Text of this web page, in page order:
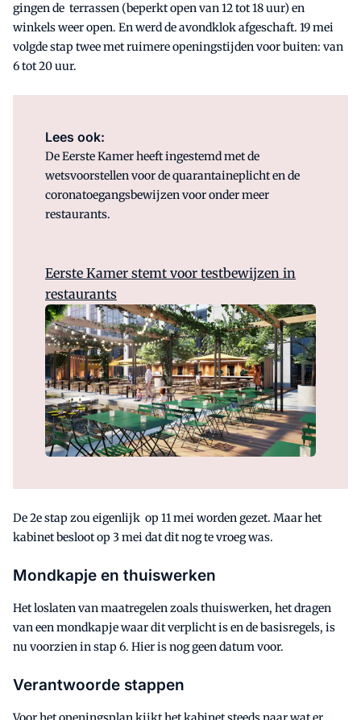
gingen de terrassen (beperkt open van 12 tot 18 uur) en
winkels weer open. En werd de avondklok afgeschaft. 19 mei
volgde stap twee met ruimere openingstijden voor buiten: van
6 tot 20 uur.
Lees ook:
De Eerste Kamer heeft ingestemd met de
wetsvoorstellen voor de quarantaineplicht en de
coronatoegangsbewijzen voor onder meer
restaurants.
Eerste Kamer stemt voor testbewijzen in
restaurants
De 2e stap zou eigenlijk op 11 mei worden gezet. Maar het
kabinet besloot op 3 mei dat dit nog te vroeg was.
Mondkapje en thuiswerken
Het loslaten van maatregelen zoals thuiswerken, het dragen
van een mondkapje waar dit verplicht is en de basisregels, is
nu voorzien in stap 6. Hier is nog geen datum voor.
Verantwoorde stappen